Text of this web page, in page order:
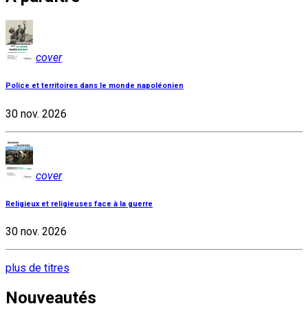
cover
Police et territoires dans le monde napoléonien
30 nov. 2026
cover
Religieux et religieuses face à la guerre
30 nov. 2026
plus de titres
Nouveautés